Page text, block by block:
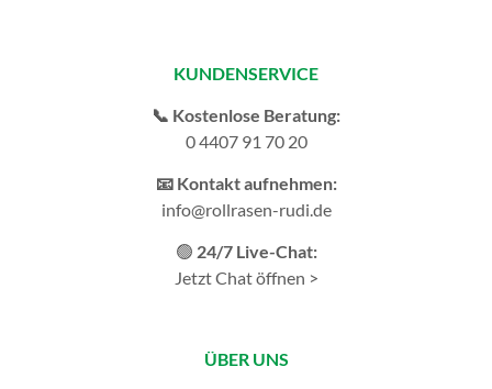
KUNDENSERVICE
📞 Kostenlose Beratung:
0 4407 91 70 20
📧 Kontakt aufnehmen:
info@rollrasen-rudi.de
🟢 24/7 Live-Chat:
Jetzt Chat öffnen >
ÜBER UNS